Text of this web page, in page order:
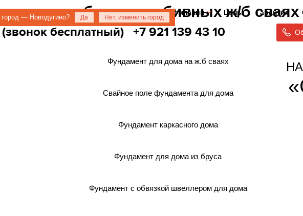
— Новодугино? Да Нет, изменить город
О компании Цены Гарантия
бесплатный) +7 921 139 43 10
+ + +
Фундамент для дома на ж.б сваях
Свайное поле фундамента для дома
Фундамент каркасного дома
Фундамент для дома из бруса
Фундамент с обвязкой швеллером для дома